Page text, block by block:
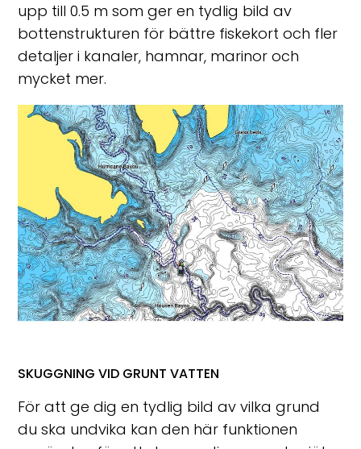
upp till 0.5 m som ger en tydlig bild av
bottenstrukturen för bättre fiskekort och fler
detaljer i kanaler, hamnar, marinor och
mycket mer.
SKUGGNING VID GRUNT VATTEN
För att ge dig en tydlig bild av vilka grund
du ska undvika kan den här funktionen